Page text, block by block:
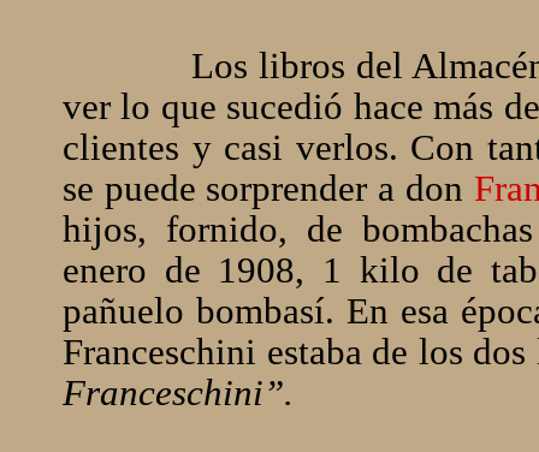
Los libros del
ver lo que sucedió hace más
clientes y casi verlos. Con
se puede sorprender a don
hijos, fornido, de
enero de 1908, 1 kilo de
pañuelo bombasí. En esa
Franceschini estaba de los
Franceschini”.